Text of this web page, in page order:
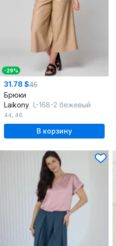
-29%
31.78 $45
Брюки
Laikony L-168-2 бежевый
44, 46
В корзину